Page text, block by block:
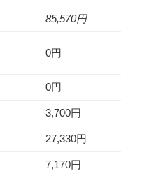
85,570円
0円
0円
3,700円
27,330円
7,170円